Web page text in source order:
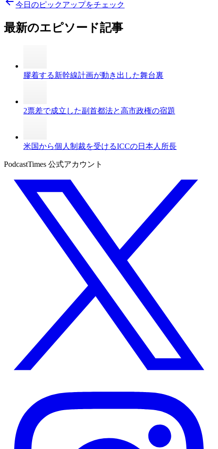
今日のピックアップをチェック
最新のエピソード記事
膠着する新幹線計画が動き出した舞台裏
2票差で成立した副首都法と高市政権の宿題
米国から個人制裁を受けるICCの日本人所長
PodcastTimes 公式アカウント